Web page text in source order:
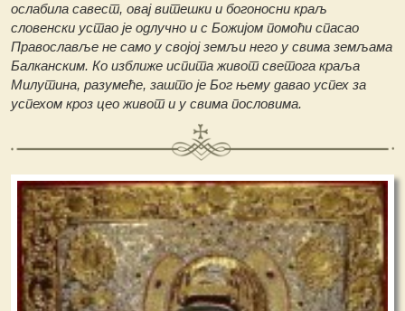
ослабила савест, овај витешки и богоносни краљ
словенски устао је одлучно и с Божијом помоћи спасао
Православље не само у својој земљи него у свима земљама
Балканским. Ко изближе испита живот светога краља
Милутина, разумеће, зашто је Бог њему давао успех за
успехом кроз цео живот и у свима пословима.